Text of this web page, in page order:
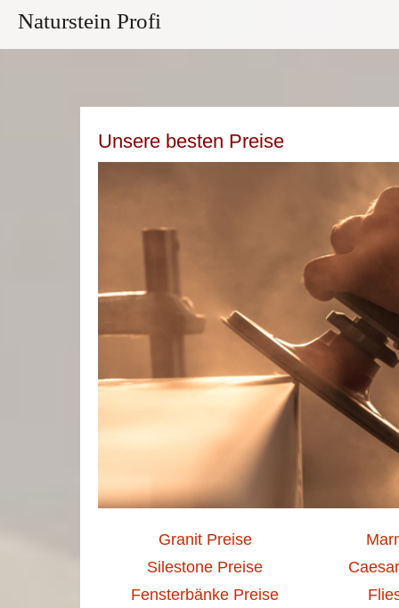
Naturstein Profi
Unsere besten Preise
Granit Preise
Silestone Preise
Fensterbänke Preise